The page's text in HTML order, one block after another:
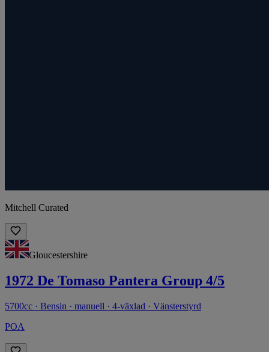
Mitchell Curated
Gloucestershire
1972 De Tomaso Pantera Group 4/5
5700cc · Bensin · manuell · 4-växlad · Vänsterstyrd
POA